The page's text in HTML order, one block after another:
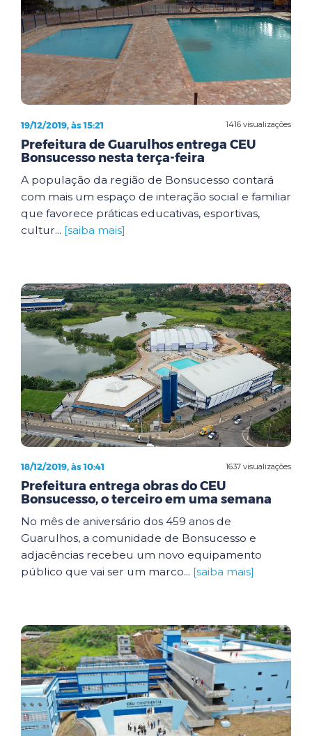
1416 visualizações
19/12/2019, às 15:21
Prefeitura de Guarulhos entrega CEU
Bonsucesso nesta terça-feira
A população da região de Bonsucesso contará
com mais um espaço de interação social e familiar
que favorece práticas educativas, esportivas,
cultur... [saiba mais]
1637 visualizações
18/12/2019, às 10:41
Prefeitura entrega obras do CEU
Bonsucesso, o terceiro em uma semana
No mês de aniversário dos 459 anos de
Guarulhos, a comunidade de Bonsucesso e
adjacências recebeu um novo equipamento
público que vai ser um marco... [saiba mais]